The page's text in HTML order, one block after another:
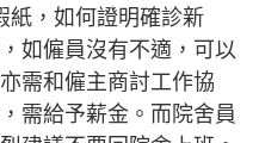
紙，如何證明確診新
如僱員沒有不適，可以
需和僱主商討工作協
需給予薪金。而院舍員